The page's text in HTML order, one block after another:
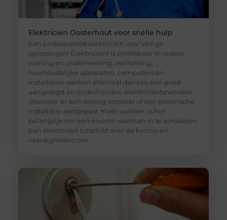
Elektricien Oosterhout voor snelle hulp
Een professionele elektricien voor veilige
oplossingen Elektriciteit is onmisbaar in iedere
woning en onderneming. Verlichting,
huishoudelijke apparaten, computers en
installaties werken allemaal dankzij een goed
aangelegd en onderhouden elektriciteitsnetwerk.
Wanneer er een storing ontstaat of een elektrische
installatie aangepast moet worden, is het
belangrijk om een ervaren vakman in te schakelen.
Een elektricien beschikt over de kennis en
vaardigheden om